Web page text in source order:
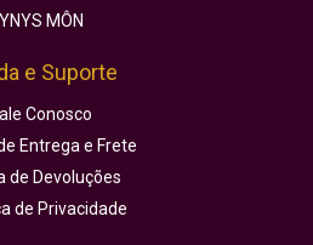
YNYS MÔN
e Suporte
Conosco
Entrega e Frete
de Devoluções
de Privacidade